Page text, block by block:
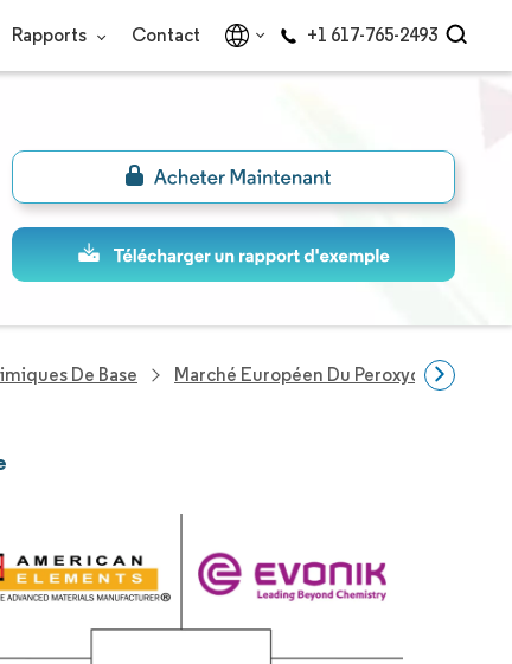
Rapports Contact +1 617-765-2493
De Base Marché Européen Du Peroxyde De